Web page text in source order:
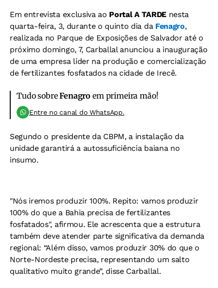
Em entrevista exclusiva ao Portal A TARDE nesta
quarta-feira, 3, durante o quinto dia da Fenagro,
realizada no Parque de Exposições de Salvador até o
próximo domingo, 7, Carballal anunciou a inauguração
de uma empresa líder na produção e comercialização
de fertilizantes fosfatados na cidade de Irecê.
Tudo sobreFenagro em primeira mão!
Entre no canal do WhatsApp.
Segundo o presidente da CBPM, a instalação da
unidade garantirá a autossuficiência baiana no
insumo.
"Nós iremos produzir 100%. Repito: vamos produzir
100% do que a Bahia precisa de fertilizantes
fosfatados", afirmou. Ele acrescenta que a estrutura
também deve atender parte significativa da demanda
regional: “Além disso, vamos produzir 30% do que o
Norte-Nordeste precisa, representando um salto
qualitativo muito grande”, disse Carballal.